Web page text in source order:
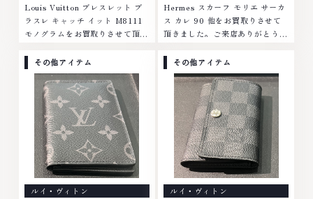
Louis Vuitton ブレスレット ブ
ラスレ キャッチ イット M8111
モノグラムをお買取りさせて頂き
ました。■地域買取No.1へ挑戦
金 プラチナ ダイヤモンド ブラン
ド品 ブランド衣類 お酒買取りの
ことなら、お任せくださいなかで
も金・プラチナ等のアクセサリ
ー・貴金属・宝石・ダイヤモン
ド・ジュエリーや ブランド品・
時計等は特に自信を持って、高額
査定を実現しております。 古く
て使わなくなってしまったアクセ
サリー、動かなくなってしまった
Hermes スカーフ モリエ サーカ
ス カレ 90 他をお買取りさせて
頂きました。ご来店ありがとうご
挑戦金 プラチナ ダイヤモンド ブ
ランド品 ブランド衣類 お酒買取
りのことなら、お任せください。
なかでも金・プラチナ等のアクセ
サリー・貴金属・宝石・ダイヤモ
ンド・ジュエリーや ブランド
品・時計等は特に自信を持って、
高額査定を実現しております。
古くて使わなくなってしまったア
クセサリー、動かなくなってしま
った腕時計、多くのお品物の高価
その他アイテム
ルイ・ヴィトン
その他アイテム
ルイ・ヴィトン